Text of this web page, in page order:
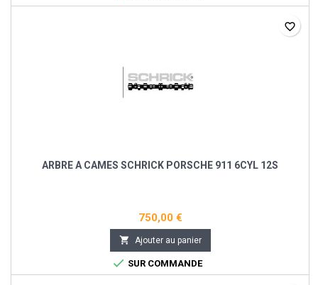
ARBRE A CAMES SCHRICK PORSCHE 911 6CYL 12S
750,00 €
 Ajouter au panier
 SUR COMMANDE
favorite_border